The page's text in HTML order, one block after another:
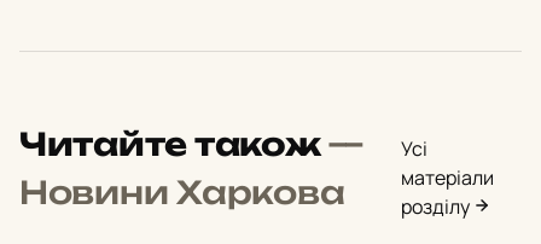
Читайте також—
Новини Харкова
Усі
матеріали
розділу